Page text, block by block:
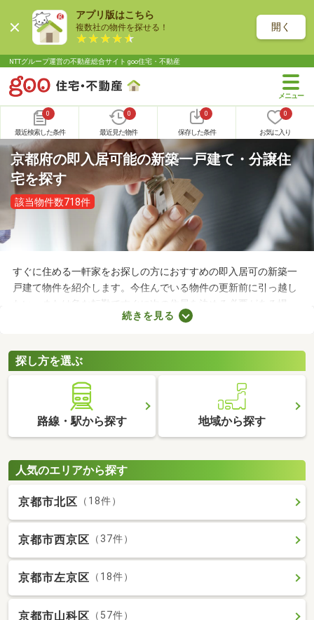
アプリ版はこちら
複数社の物件を探せる！ 開く
NTTグループ運営の不動産総合サイト goo住宅・不動産
0
最近検索した条件
0
最近見た物件
0
保存した条件
0
お気に入り
京都府の即入居可能の新築一戸建て・分譲住
宅を探す
該当物件数718件
すぐに住める一軒家をお探しの方におすすめの即入居可の新築一
戸建て物件を紹介します。今住んでいる物件の更新前に引っ越し
たい、または急な転勤ですぐに次の住居を決める必要がある場
合、次の住居を早めに決めなければなりません。即入居可の物件
る方はぜひチェックしてみてくださいね。
続きを見る
探し方を選ぶ
路線・駅から探す 地域から探す
人気のエリアから探す
京都市北区 （18件）
京都市西京区 （37件）
京都市左京区 （18件）
京都市山科区 （57件）